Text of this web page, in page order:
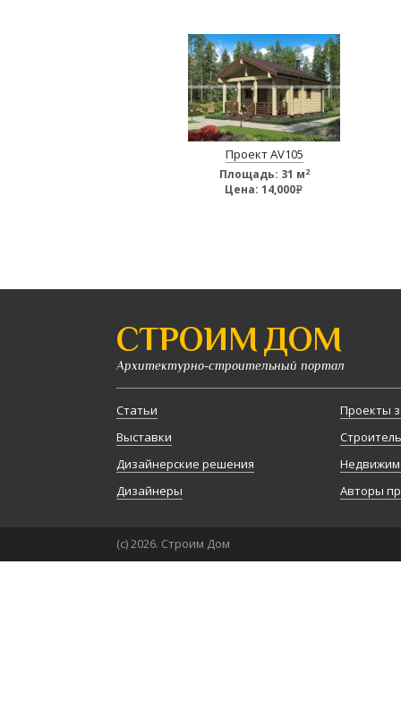
Проект AV105
Площадь: 31 м2
Цена: 14,000e
СТРОИМ ДОМ
Архитектурно-строительный портал
Статьи
Выставки
Дизайнерские решения
Дизайнеры
Проекты
Авторы
(с) 2026. Строим Дом